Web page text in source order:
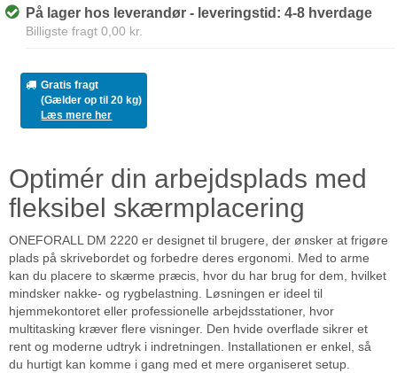
På lager hos leverandør - leveringstid: 4-8 hverdage
Billigste fragt 0,00 kr.
Gratis fragt
(Gælder op til 20 kg)
Læs mere her
Optimér din arbejdsplads med
fleksibel skærmplacering
ONEFORALL DM 2220 er designet til brugere, der ønsker at frigøre
plads på skrivebordet og forbedre deres ergonomi. Med to arme
kan du placere to skærme præcis, hvor du har brug for dem, hvilket
mindsker nakke- og rygbelastning. Løsningen er ideel til
hjemmekontoret eller professionelle arbejdsstationer, hvor
multitasking kræver flere visninger. Den hvide overflade sikrer et
rent og moderne udtryk i indretningen. Installationen er enkel, så
du hurtigt kan komme i gang med et mere organiseret setup.